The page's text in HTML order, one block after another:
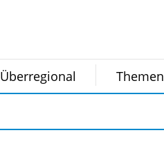
Überregional Themen